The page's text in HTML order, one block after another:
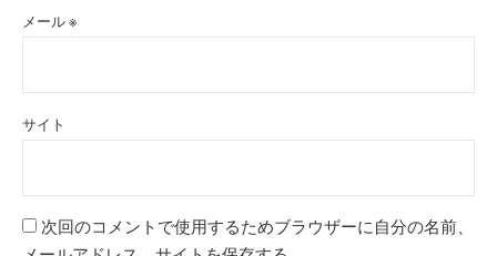
メール※
サイト
次回のコメントで使用するためブラウザーに自分の名前、